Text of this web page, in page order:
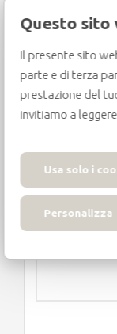
Questo sito
Il presente sito
parte e di terza
prestazione del
invitiamo a
Usa solo i
Personalizza
DE
Wirutex
IWF 2026
Madera,